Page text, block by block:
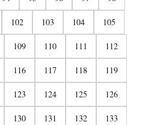
102 103 104 105
109 110 111 112
116 117 118 119
123 124 125 126
130 131 132 133